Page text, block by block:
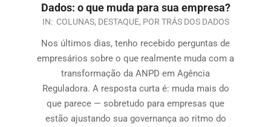
Dados: o que muda para sua empresa?
IN: COLUNAS, DESTAQUE, POR TRÁS DOS DADOS
Nos últimos dias, tenho recebido perguntas de
empresários sobre o que realmente muda com a
transformação da ANPD em Agência
Reguladora. A resposta curta é: muda mais do
que parece — sobretudo para empresas que
estão ajustando sua governança ao ritmo do